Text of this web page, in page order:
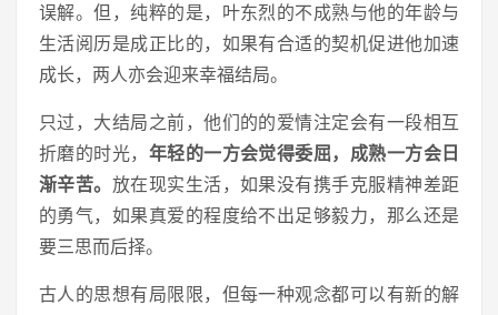
误解。但，纯粹的是，叶东烈的不成熟与他的年龄与
生活阅历是成正比的，如果有合适的契机促进他加速
成长，两人亦会迎来幸福结局。
只过，大结局之前，他们的的爱情注定会有一段相互
折磨的时光， 年轻的一方会觉得委屈，成熟一方会日
渐辛苦。 放在现实生活，如果没有携手克服精神差距
的勇气，如果真爱的程度给不出足够毅力，那么还是
要三思而后择。
古人的思想有局限限，但每一种观念都可以有新的解